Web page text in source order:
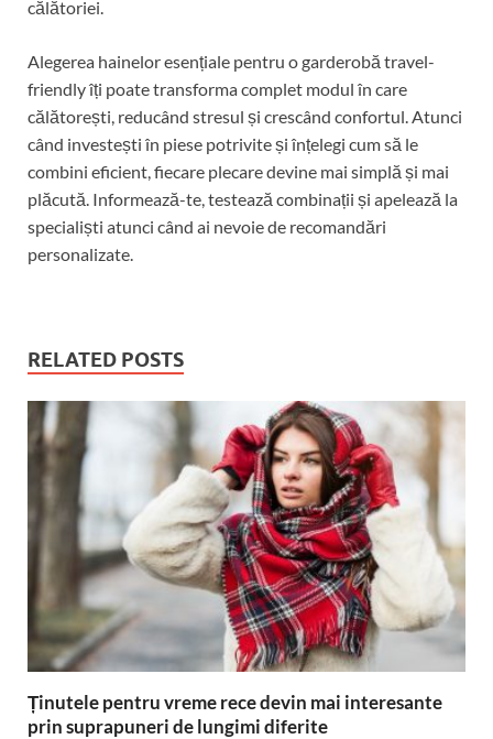
călătoriei.
Alegerea hainelor esențiale pentru o garderobă travel-
friendly îți poate transforma complet modul în care
călătorești, reducând stresul și crescând confortul. Atunci
când investești în piese potrivite și înțelegi cum să le
combini eficient, fiecare plecare devine mai simplă și mai
plăcută. Informează-te, testează combinații și apelează la
specialiști atunci când ai nevoie de recomandări
personalizate.
RELATED POSTS
Ținutele pentru vreme rece devin mai interesante
prin suprapuneri de lungimi diferite